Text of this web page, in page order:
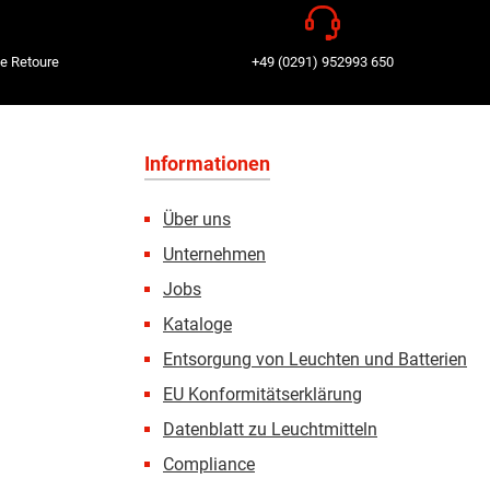
Retoure +49 (0291) 952993 650
Informationen
Über uns
Unternehmen
Jobs
Kataloge
Entsorgung von Leuchten und Batterien
EU Konformitätserklärung
Datenblatt zu Leuchtmitteln
Compliance